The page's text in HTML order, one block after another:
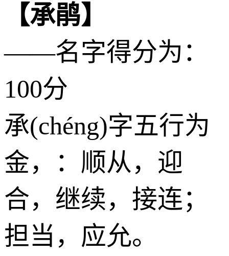
【承鹃】
——名字得分为：
100分
承(chéng)字五行为
金，：顺从，迎
合，继续，接连；
担当，应允。